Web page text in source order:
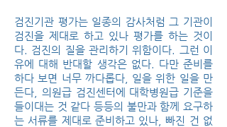
검진기관 평가는 일종의 감사처럼 그 기관이
검진을 제대로 하고 있나 평가를 하는 것이
다. 검진의 질을 관리하기 위함이다. 그런 이
유에 대해 반대할 생각은 없다. 다만 준비를
하다 보면 너무 까다롭다, 일을 위한 일을 만
든다, 의원급 검진센터에 대학병원급 기준을
들이대는 것 같다 등등의 불만과 함께 요구하
는 서류를 제대로 준비하고 있나, 빠진 건 없